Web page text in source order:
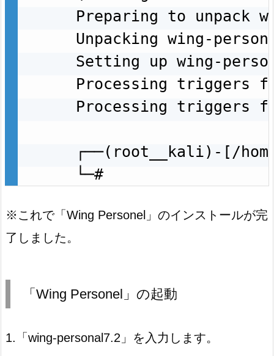
Preparing to unpack
Unpacking wing-
Setting up wing-
Processing
Processing triggers
┌──(root__kali)-[/
└─#
※これで「Wing Personel」のインストールが完
了しました。
「Wing Personel」の起動
1.「wing-personal7.2」を入力します。